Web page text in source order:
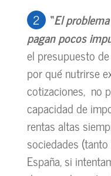
“El
pagan pocos
el presupuesto
por qué nutrirse
cotizaciones, no
capacidad de
rentas altas
sociedades
España, si